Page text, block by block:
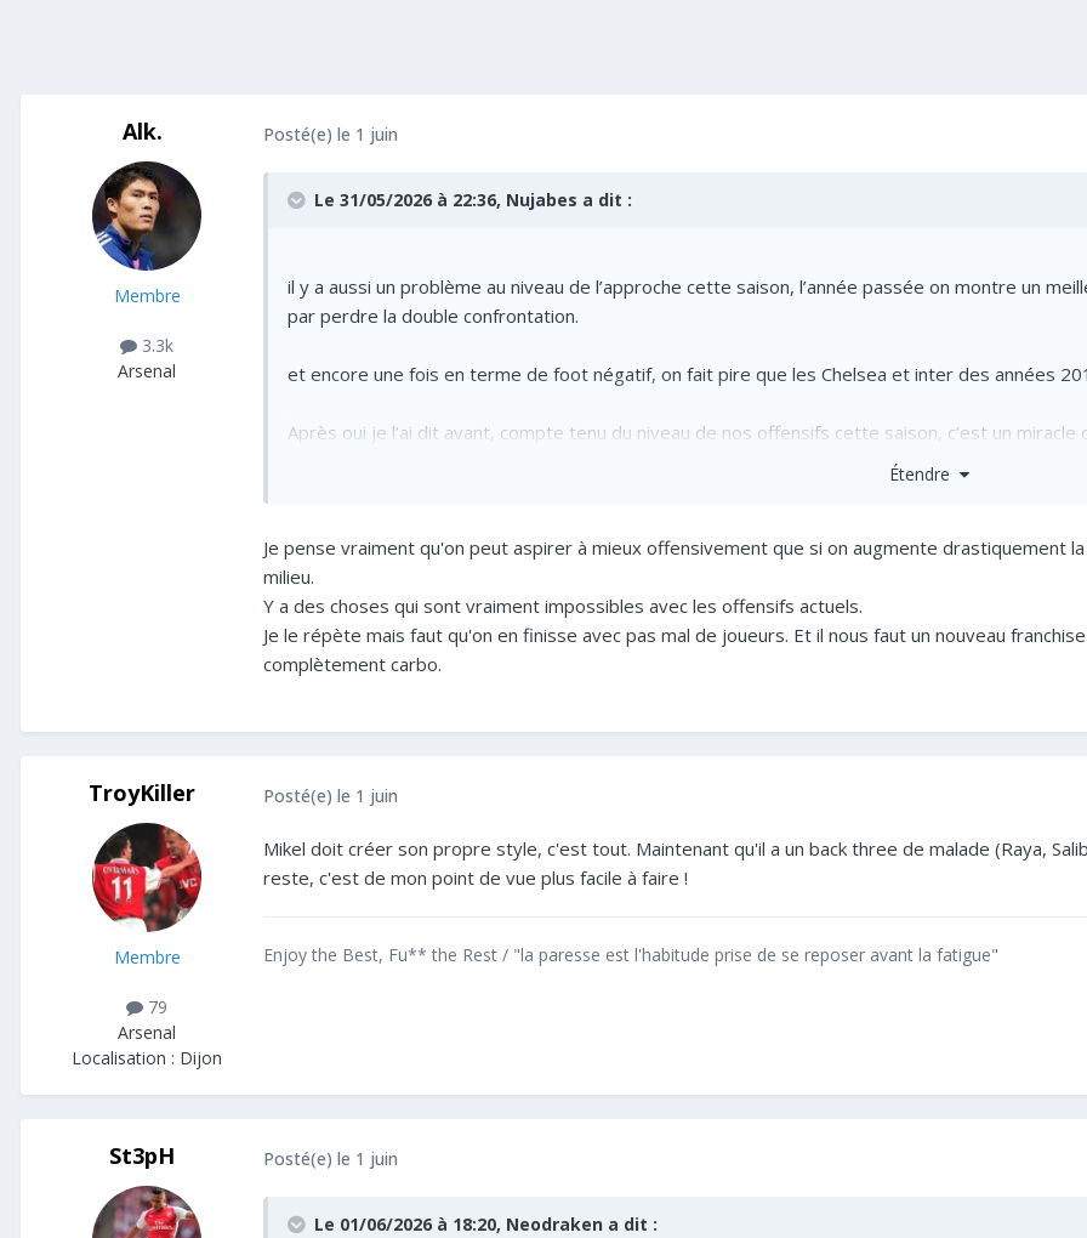
Alk.
Membre
3.3k
Arsenal
Posté(e) le 1 juin
Le 31/05/2026 à 22:36, Nujabes a dit :
il y a aussi un problème au niveau de l’approche cette saison, l’année passée on montre un
par perdre la double confrontation.
et encore une fois en terme de foot négatif, on fait pire que les Chelsea et inter des années
Après oui je l’ai dit avant, compte tenu du niveau de nos offensifs cette saison, c’est un miracle
C’est un débat qu’on pourra avoir cet été maintenant que la saison est finie mais moi je ne
équipes qui ont fait ça par le passé, donc je reste cohérent avec moi même et je n’aime pas ce
Apres au final ça gagne la PL et j’en suis ravi parce que le club a bien bossé et mérite après
si on pouvait juste retrouve le niveau affiché ponctuellement en début de saison contre le
Étendre
Je pense vraiment qu'on peut aspirer à mieux offensivement que si on augmente drastiquement
milieu.
Y a des choses qui sont vraiment impossibles avec les offensifs actuels.
Je le répète mais faut qu'on en finisse avec pas mal de joueurs. Et il nous faut un nouveau
complètement carbo.
TroyKiller
Membre
79
Arsenal
Localisation : Dijon
Posté(e) le 1 juin
Mikel doit créer son propre style, c'est tout. Maintenant qu'il a un back three de malade (Raya,
reste, c'est de mon point de vue plus facile à faire !
Enjoy the Best, Fu** the Rest / "la paresse est l'habitude prise de se reposer avant la fatigue"
St3pH Posté(e) le 1 juin
Le 01/06/2026 à 18:20, Neodraken a dit :